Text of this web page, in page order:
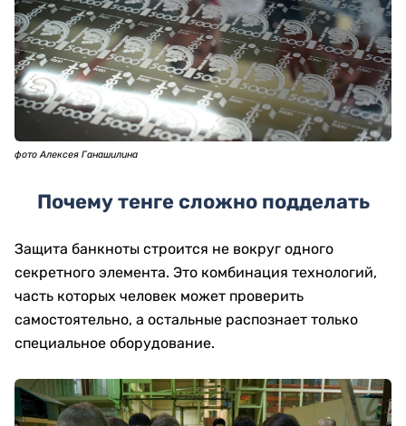
фото Алексея Ганашилина
Почему тенге сложно подделать
Защита банкноты строится не вокруг одного
секретного элемента. Это комбинация технологий,
часть которых человек может проверить
самостоятельно, а остальные распознает только
специальное оборудование.